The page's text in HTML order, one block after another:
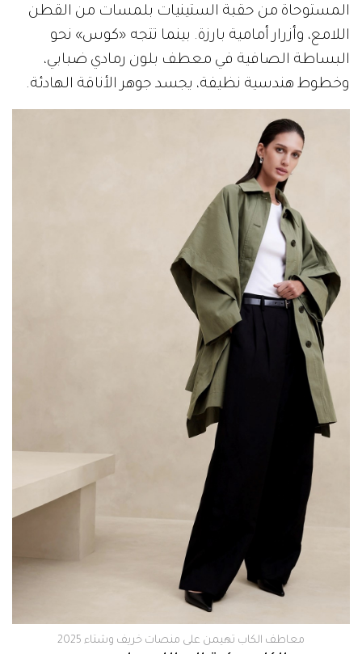
المستوحاة من حقبة الستينيات بلمسات من القطن
اللامع، وأزرار أمامية بارزة. بينما تتجه «كوس» نحو
البساطة الصافية في معطف بلون رمادي ضبابي،
وخطوط هندسية نظيفة، يجسد جوهر الأناقة الهادئة.
معاطف الكاب تهيمن على منصات خريف وشتاء 2025